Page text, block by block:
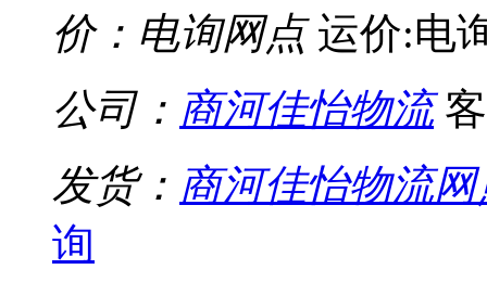
价：电询网点运价:电
公司： 商河佳怡物流客
发货： 商河佳怡物流
询